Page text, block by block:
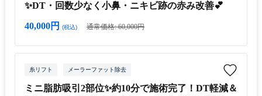
✨DT・回数少なく小鼻・ニキビ跡の赤み改善💕
40,000円 (税込) 通常価格: 60,000円
糸リフト メーラーファット除去
ミニ脂肪吸引2部位✨約10分で施術完了！DT軽減＆